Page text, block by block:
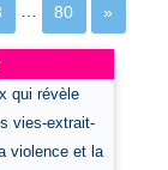
80 »
qui révèle
vies-extrait-
violence et la